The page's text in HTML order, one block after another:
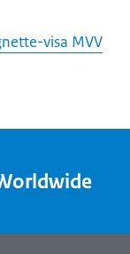
visa MVV